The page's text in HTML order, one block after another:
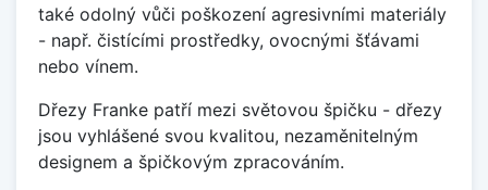
také odolný vůči poškození agresivními materiály
- např. čistícími prostředky, ovocnými šťávami
nebo vínem.
Dřezy Franke patří mezi světovou špičku - dřezy
jsou vyhlášené svou kvalitou, nezaměnitelným
designem a špičkovým zpracováním.